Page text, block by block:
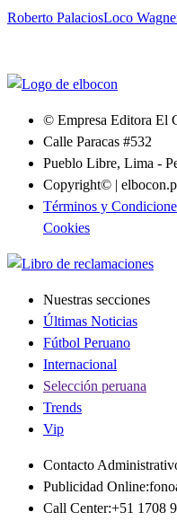
Roberto PalaciosLoco
© Empresa Editora El
Calle Paracas #532
Pueblo Libre, Lima -
Copyright© |
Términos y
Cookies
Nuestras secciones
Últimas Noticias
Fútbol Peruano
Internacional
Selección peruana
Trends
Vip
Contacto
Publicidad Online:
Call Center:+51 1708